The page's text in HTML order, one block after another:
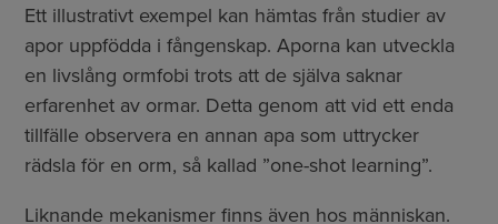
Ett illustrativt exempel kan hämtas från studier av
apor uppfödda i fångenskap. Aporna kan utveckla
en livslång ormfobi trots att de själva saknar
erfarenhet av ormar. Detta genom att vid ett enda
tillfälle observera en annan apa som uttrycker
rädsla för en orm, så kallad ”one-shot learning”.
Liknande mekanismer finns även hos människan.